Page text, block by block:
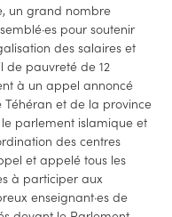
un grand nombre
pour soutenir
des salaires et
de pauvreté de 12
à un appel annoncé
Téhéran et de la province
parlement islamique et
des centres
et appelé tous les
à participer aux
enseignant·es de